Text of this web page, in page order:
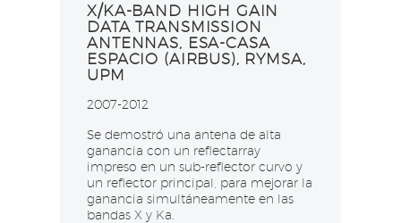
X/KA-BAND HIGH GAIN
DATA TRANSMISSION
ANTENNAS, ESA-CASA
ESPACIO (AIRBUS), RYMSA,
UPM
2007-2012
Se demostró una antena de alta
ganancia con un reflectarray
impreso en un sub-reflector curvo y
un reflector principal, para mejorar la
ganancia simultáneamente en las
bandas X y Ka.